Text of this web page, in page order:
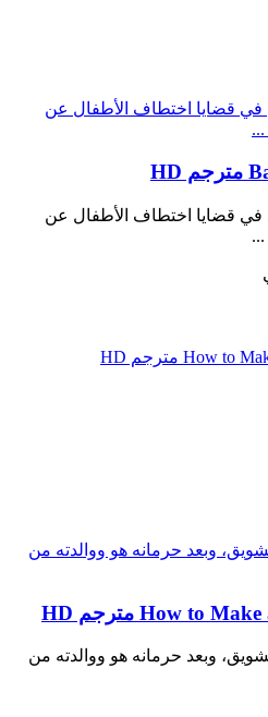
قضايا اختطاف الأطفال عن
...
قضايا اختطاف الأطفال عن
...
وبعد حرمانه هو ووالدته من
وبعد حرمانه هو ووالدته من